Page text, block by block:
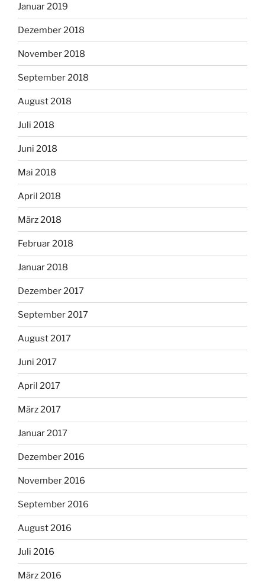
Januar 2019
Dezember 2018
November 2018
September 2018
August 2018
Juli 2018
Juni 2018
Mai 2018
April 2018
März 2018
Februar 2018
Januar 2018
Dezember 2017
September 2017
August 2017
Juni 2017
April 2017
März 2017
Januar 2017
Dezember 2016
November 2016
September 2016
August 2016
Juli 2016
März 2016